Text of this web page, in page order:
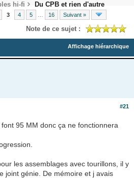
hi-fi Du CPB et rien d'autre
3 4 5 16 Suivant »
Note de ce sujet :
Affichage hiérarchique
#21
95 MM donc ça ne fonctionnera
les assemblages avec tourillons, il y
joint génie. De mémoire et j avais